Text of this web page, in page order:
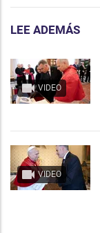
LEE ADEMÁS
VIDEO
VIDEO